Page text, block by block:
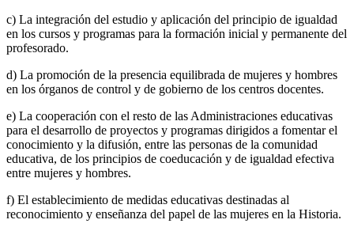
c) La integración del estudio y aplicación del principio de igualdad
en los cursos y programas para la formación inicial y permanente del
profesorado.
d) La promoción de la presencia equilibrada de mujeres y hombres
en los órganos de control y de gobierno de los centros docentes.
e) La cooperación con el resto de las Administraciones educativas
para el desarrollo de proyectos y programas dirigidos a fomentar el
conocimiento y la difusión, entre las personas de la comunidad
educativa, de los principios de coeducación y de igualdad efectiva
entre mujeres y hombres.
f) El establecimiento de medidas educativas destinadas al
reconocimiento y enseñanza del papel de las mujeres en la Historia.